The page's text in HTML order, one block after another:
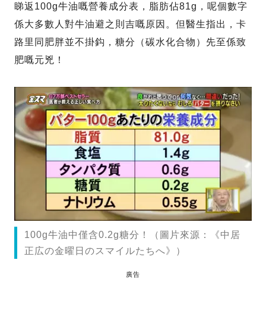
睇返100g牛油嘅營養成分表，脂肪佔81g，呢個數字
係大多數人對牛油避之則吉嘅原因。但醫生指出，卡
路里同肥胖並不掛鈎，糖分（碳水化合物）先至係致
肥嘅元兇！
100g牛油中僅含0.2g糖分！（圖片來源：《中居
正広の金曜日のスマイルたちへ》）
廣告